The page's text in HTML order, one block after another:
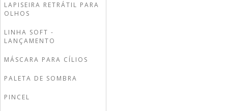
LAPISEIRA RETRÁTIL PARA
OLHOS
LINHA SOFT -
LANÇAMENTO
MÁSCARA PARA CÍLIOS
PALETA DE SOMBRA
PINCEL